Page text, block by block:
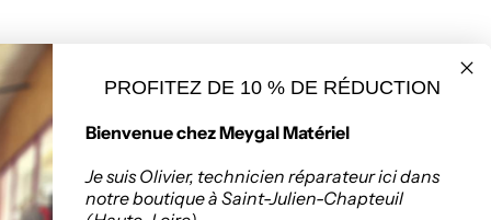
de matériaux
à Saint-
Politique de retours
PROFITEZ DE 10 % DE RÉDUCTION
Bienvenue chez Meygal Matériel
Je suis Olivier, technicien réparateur ici dans
notre boutique à Saint-Julien-Chapteuil